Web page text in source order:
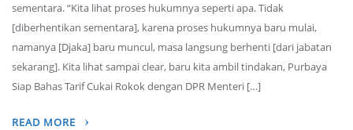
sementara. “Kita lihat proses hukumnya seperti apa. Tidak
[diberhentikan sementara], karena proses hukumnya baru mulai,
namanya [Djaka] baru muncul, masa langsung berhenti [dari jabatan
sekarang]. Kita lihat sampai clear, baru kita ambil tindakan, Purbaya
Siap Bahas Tarif Cukai Rokok dengan DPR Menteri […]
READ MORE